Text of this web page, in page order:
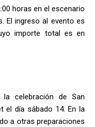
horas en el escenario
El ingreso al evento es
importe total es en
celebración de San
el día sábado 14. En la
a otras preparaciones